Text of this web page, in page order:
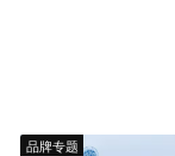
品牌专题